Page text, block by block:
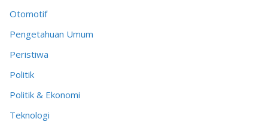
Otomotif
Pengetahuan Umum
Peristiwa
Politik
Politik & Ekonomi
Teknologi